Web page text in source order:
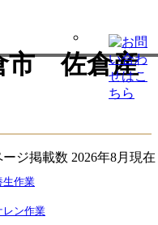
市 佐倉産
ジ掲載数 2026年8月現在
作業
ン作業